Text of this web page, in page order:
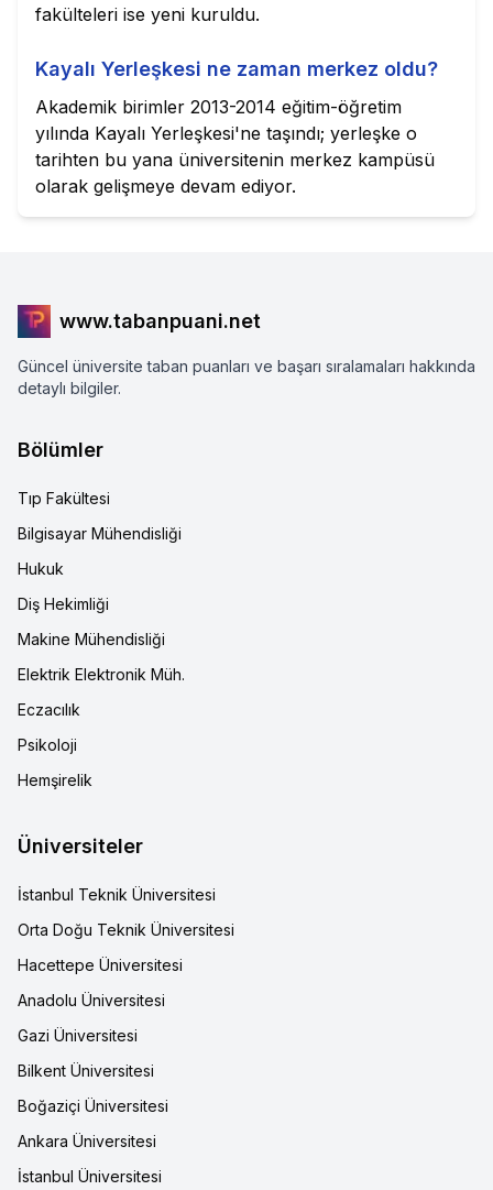
fakülteleri ise yeni kuruldu.
Kayalı Yerleşkesi ne zaman merkez oldu?
Akademik birimler 2013-2014 eğitim-öğretim
yılında Kayalı Yerleşkesi'ne taşındı; yerleşke o
tarihten bu yana üniversitenin merkez kampüsü
olarak gelişmeye devam ediyor.
www.tabanpuani.net
Güncel üniversite taban puanları ve başarı sıralamaları hakkında
detaylı bilgiler.
Bölümler
Tıp Fakültesi
Bilgisayar Mühendisliği
Hukuk
Diş Hekimliği
Makine Mühendisliği
Elektrik Elektronik Müh.
Eczacılık
Psikoloji
Hemşirelik
Üniversiteler
İstanbul Teknik Üniversitesi
Orta Doğu Teknik Üniversitesi
Hacettepe Üniversitesi
Anadolu Üniversitesi
Gazi Üniversitesi
Bilkent Üniversitesi
Boğaziçi Üniversitesi
Ankara Üniversitesi
İstanbul Üniversitesi